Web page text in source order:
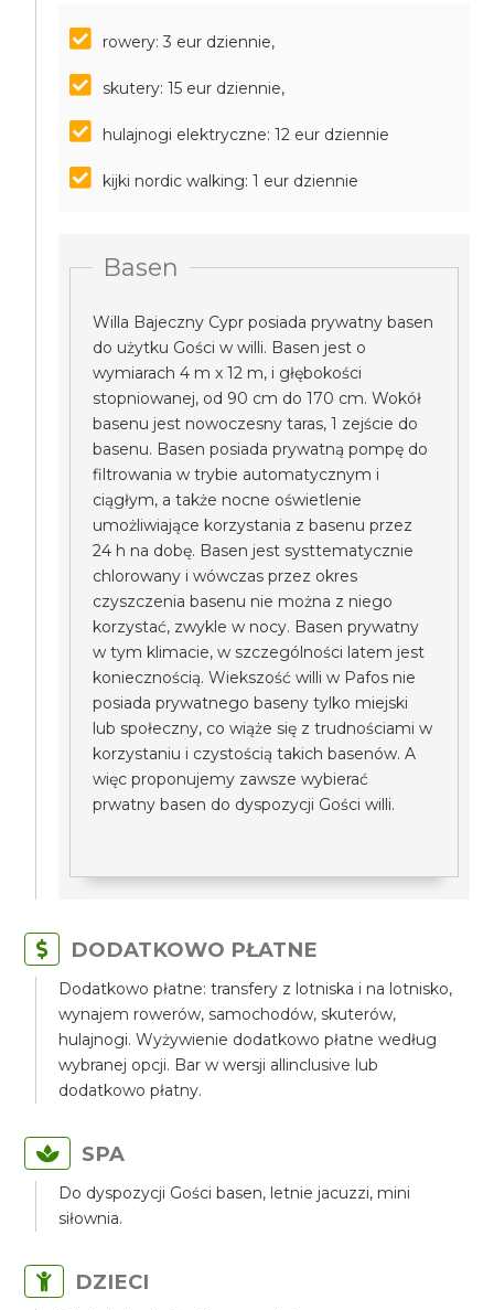
rowery: 3 eur dziennie,
skutery: 15 eur dziennie,
hulajnogi elektryczne: 12 eur dziennie
kijki nordic walking: 1 eur dziennie
Basen
Willa Bajeczny Cypr posiada prywatny basen
do użytku Gości w willi. Basen jest o
wymiarach 4 m x 12 m, i głębokości
stopniowanej, od 90 cm do 170 cm. Wokół
basenu jest nowoczesny taras, 1 zejście do
basenu. Basen posiada prywatną pompę do
filtrowania w trybie automatycznym i
ciągłym, a także nocne oświetlenie
umożliwiające korzystania z basenu przez
24 h na dobę. Basen jest systtematycznie
chlorowany i wówczas przez okres
czyszczenia basenu nie można z niego
korzystać, zwykle w nocy. Basen prywatny
w tym klimacie, w szczególności latem jest
koniecznością. Wiekszość willi w Pafos nie
posiada prywatnego baseny tylko miejski
lub społeczny, co wiąże się z trudnościami w
korzystaniu i czystością takich basenów. A
więc proponujemy zawsze wybierać
prwatny basen do dyspozycji Gości willi.
DODATKOWO PŁATNE
Dodatkowo płatne: transfery z lotniska i na lotnisko,
wynajem rowerów, samochodów, skuterów,
hulajnogi. Wyżywienie dodatkowo płatne według
wybranej opcji. Bar w wersji allinclusive lub
dodatkowo płatny.
SPA
Do dyspozycji Gości basen, letnie jacuzzi, mini
siłownia.
DZIECI